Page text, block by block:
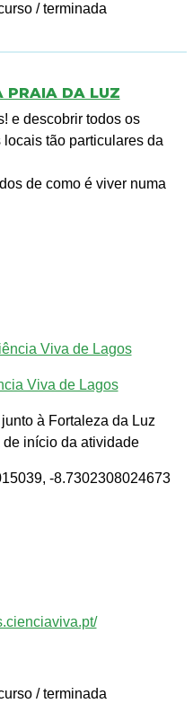
/ terminada
PRAIA DA LUZ
e descobrir todos os
tão particulares da
de como é viver numa
Viva de Lagos
Viva de Lagos
à Fortaleza da Luz
início da atividade
-8.7302308024673
/ terminada